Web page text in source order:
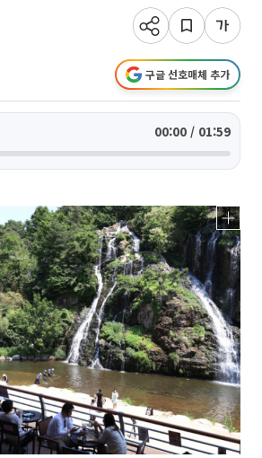
구글 선호매체 추가
00:00 / 01:59